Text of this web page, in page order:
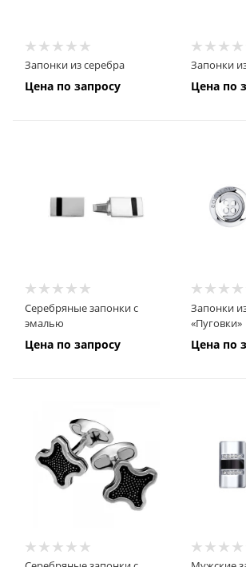
Запонки из серебра
Цена по запросу
Запонки
Цена по
Серебряные запонки с
эмалью
Цена по запросу
Запонки
«Пуговки»
Цена по